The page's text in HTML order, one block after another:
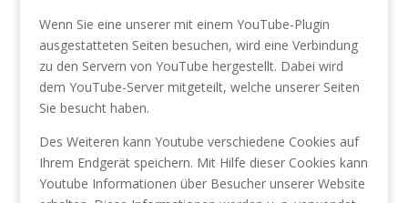
Wenn Sie eine unserer mit einem YouTube-Plugin
ausgestatteten Seiten besuchen, wird eine Verbindung
zu den Servern von YouTube hergestellt. Dabei wird
dem YouTube-Server mitgeteilt, welche unserer Seiten
Sie besucht haben.
Des Weiteren kann Youtube verschiedene Cookies auf
Ihrem Endgerät speichern. Mit Hilfe dieser Cookies kann
Youtube Informationen über Besucher unserer Website